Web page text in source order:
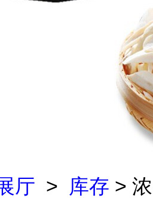
厅 > 库存 > 浓